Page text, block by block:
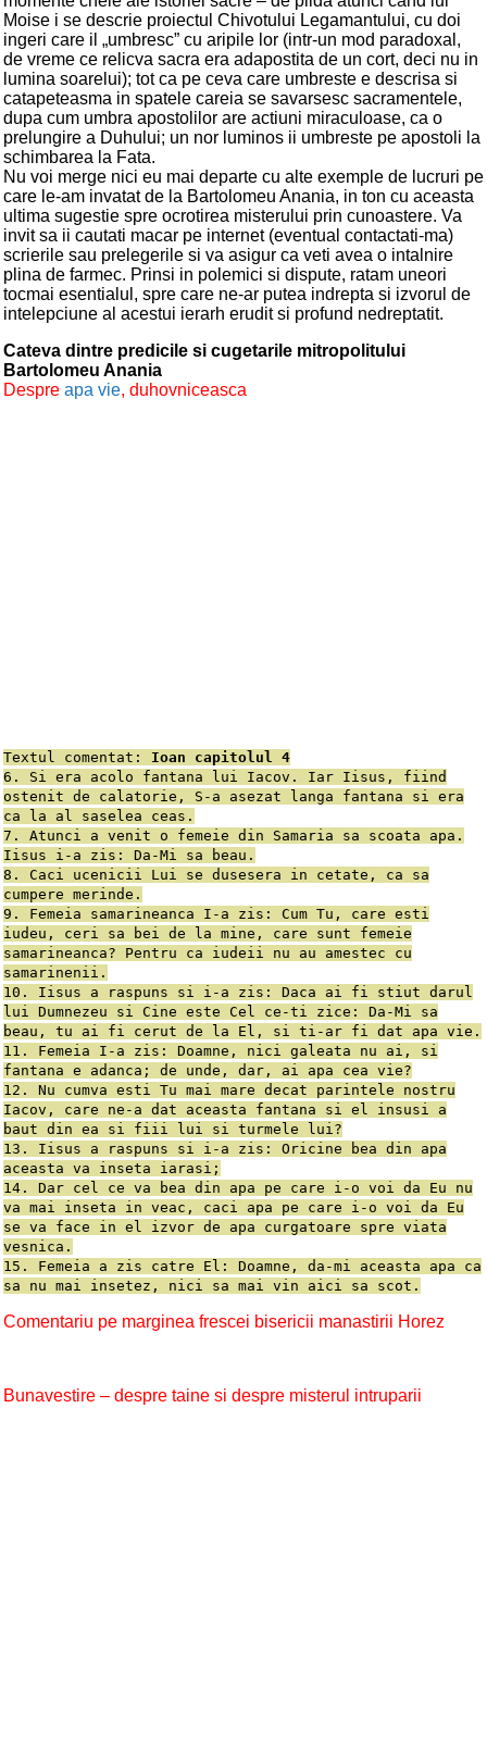
Moise i se descrie proiectul Chivotului Legamantului, cu doi
ingeri care il „umbresc” cu aripile lor (intr-un mod paradoxal,
de vreme ce relicva sacra era adapostita de un cort, deci nu in
lumina soarelui); tot ca pe ceva care umbreste e descrisa si
catapeteasma in spatele careia se savarsesc sacramentele,
dupa cum umbra apostolilor are actiuni miraculoase, ca o
prelungire a Duhului; un nor luminos ii umbreste pe apostoli la
schimbarea la Fata.
Nu voi merge nici eu mai departe cu alte exemple de lucruri pe
care le-am invatat de la Bartolomeu Anania, in ton cu aceasta
ultima sugestie spre ocrotirea misterului prin cunoastere. Va
invit sa ii cautati macar pe internet (eventual contactati-ma)
scrierile sau prelegerile si va asigur ca veti avea o intalnire
plina de farmec. Prinsi in polemici si dispute, ratam uneori
tocmai esentialul, spre care ne-ar putea indrepta si izvorul de
intelepciune al acestui ierarh erudit si profund nedreptatit.
Cateva dintre predicile si cugetarile mitropolitului
Bartolomeu Anania
Despre apa vie, duhovniceasca
Textul comentat:
Ioan capitolul 4
6. Si era acolo fantana lui Iacov. Iar Iisus, fiind
ostenit de calatorie, S-a asezat langa fantana si era
ca la al saselea ceas.
7. Atunci a venit o femeie din Samaria sa scoata apa.
Iisus i-a zis: Da-Mi sa beau.
8. Caci ucenicii Lui se dusesera in cetate, ca sa
cumpere merinde.
9. Femeia samarineanca I-a zis: Cum Tu, care esti
iudeu, ceri sa bei de la mine, care sunt femeie
samarineanca? Pentru ca iudeii nu au amestec cu
samarinenii.
10. Iisus a raspuns si i-a zis: Daca ai fi stiut darul
lui Dumnezeu si Cine este Cel ce-ti zice: Da-Mi sa
beau, tu ai fi cerut de la El, si ti-ar fi dat apa vie.
11. Femeia I-a zis: Doamne, nici galeata nu ai, si
fantana e adanca; de unde, dar, ai apa cea vie?
12. Nu cumva esti Tu mai mare decat parintele nostru
Iacov, care ne-a dat aceasta fantana si el insusi a
baut din ea si fiii lui si turmele lui?
13. Iisus a raspuns si i-a zis: Oricine bea din apa
aceasta va inseta iarasi;
14. Dar cel ce va bea din apa pe care i-o voi da Eu nu
va mai inseta in veac, caci apa pe care i-o voi da Eu
se va face in el izvor de apa curgatoare spre viata
vesnica.
15. Femeia a zis catre El: Doamne, da-mi aceasta apa ca
sa nu mai insetez, nici sa mai vin aici sa scot.
Comentariu pe marginea frescei bisericii manastirii Horez
Bunavestire – despre taine si despre misterul intruparii